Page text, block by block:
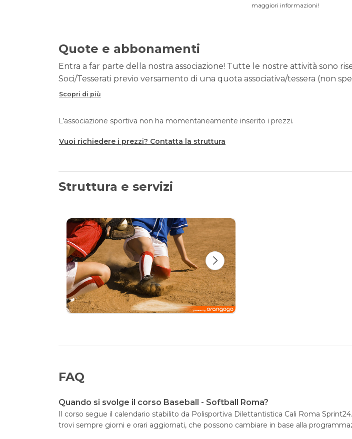
maggiori informazioni!
Quote e abbonamenti
Entra a far parte della nostra associazione! Tutte le nostre attività sono
Soci/Tesserati previo versamento di una quota associativa/tessera (non
Scopri di più
L’associazione sportiva non ha momentaneamente inserito i prezzi.
Vuoi richiedere i prezzi? Contatta la struttura
Struttura e servizi
FAQ
Quando si svolge il corso Baseball - Softball Roma?
Il corso segue il calendario stabilito da Polisportiva Dilettantistica Cali Roma
trovi sempre giorni e orari aggiornati, che possono cambiare in base alla